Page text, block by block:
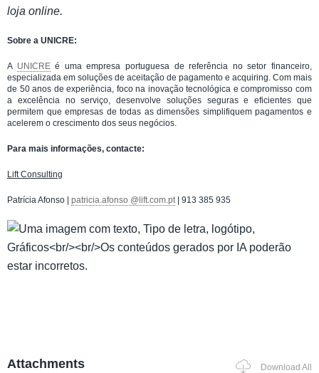
loja online.
Sobre a UNICRE:
A UNICREé uma empresa portuguesa de referência no setor financeiro,
especializada em soluções de aceitação de pagamento e acquiring. Com mais
de 50 anos de experiência, foco na inovação tecnológica e compromisso com
a excelência no serviço, desenvolve soluções seguras e eficientes que
permitem que empresas de todas as dimensões simplifiquem pagamentos e
acelerem o crescimento dos seus negócios.
Para mais informações, contacte:
Lift Consulting
Patrícia Afonso | patricia.afonso @lift.com.pt| 913 385 935
Attachments Download All